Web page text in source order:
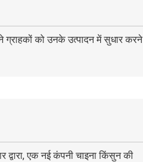
ग्राहकों को उनके उत्पादन में सुधार करने
एक नई कंपनी चाइना किंसुन की